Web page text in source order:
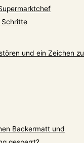
und ein Zeichen zu
Backermatt und